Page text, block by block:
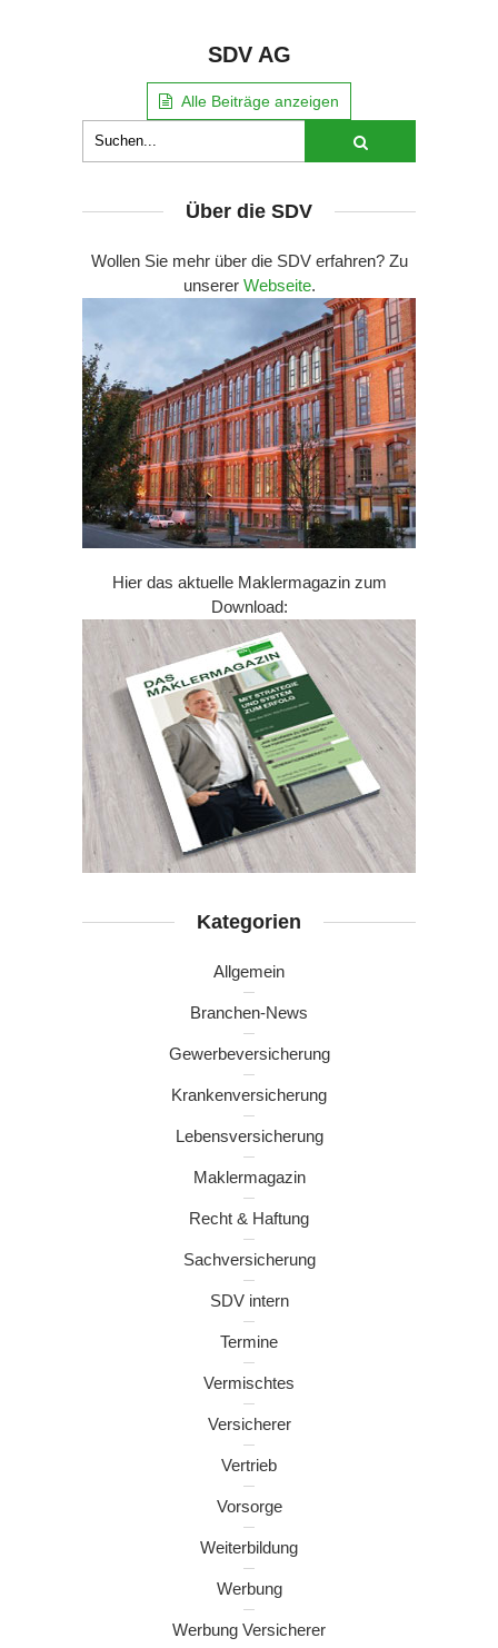
SDV AG
Alle Beiträge anzeigen
Über die SDV
Wollen Sie mehr über die SDV erfahren? Zu
unserer Webseite.
Hier das aktuelle Maklermagazin zum
Download:
Kategorien
Allgemein
Branchen-News
Gewerbeversicherung
Krankenversicherung
Lebensversicherung
Maklermagazin
Recht & Haftung
Sachversicherung
SDV intern
Termine
Vermischtes
Versicherer
Vertrieb
Vorsorge
Weiterbildung
Werbung
Werbung Versicherer